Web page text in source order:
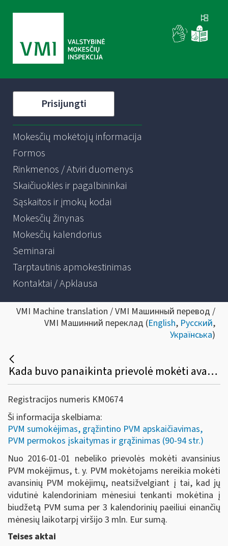
Prisijungti
Mokesčių mokėtojų informacija
Formos
Rinkmenos / Atviri duomenys
Skaičiuoklės ir pagalbininkai
Sąskaitos ir įmokų kodai
Mokesčių žinynas
Mokesčių kalendorius
Seminarai
Tarptautinis apmokestinimas
Kontaktai / Apklausa
VMI Machine translation / VMI Машинный перевод /
VMI Машинний переклад (English, Русский,
Українська)
Kada buvo panaikinta prievolė mokėti avansinius PVM mokėjimus?
Registracijos numeris KM0674
Ši informacija skelbiama:
PVM sumokėjimas, grąžintino PVM apskaičiavimas,
PVM permokos įskaitymas ir grąžinimas (90-94 str.)
Nuo 2016-01-01 nebeliko prievolės mokėti avansinius
PVM mokėjimus, t. y. PVM mokėtojams nereikia mokėti
avansinių PVM mokėjimų, neatsižvelgiant į tai, kad jų
vidutinė kalendoriniam mėnesiui tenkanti mokėtina į
biudžetą PVM suma per 3 kalendorinių paeiliui einančių
mėnesių laikotarpį viršijo 3 mln. Eur sumą.
Teises aktai